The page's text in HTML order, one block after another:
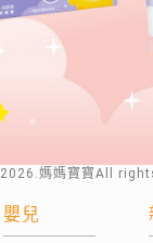
2026 .媽媽寶寶All
嬰兒